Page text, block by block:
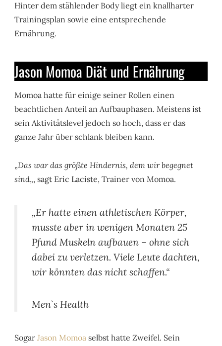
Hinter dem stählender Body liegt ein knallharter
Trainingsplan sowie eine entsprechende
Ernährung.
Jason Momoa Diät und Ernährung
Momoa hatte für einige seiner Rollen einen
beachtlichen Anteil an Aufbauphasen. Meistens ist
sein Aktivitätslevel jedoch so hoch, dass er das
ganze Jahr über schlank bleiben kann.
„Das war das größte Hindernis, dem wir begegnet
sind„, sagt Eric Laciste, Trainer von Momoa.
„Er hatte einen athletischen Körper,
musste aber in wenigen Monaten 25
Pfund Muskeln aufbauen – ohne sich
dabei zu verletzen. Viele Leute dachten,
wir könnten das nicht schaffen.“
Men`s Health
SogarJason Momoa selbst hatte Zweifel. Sein